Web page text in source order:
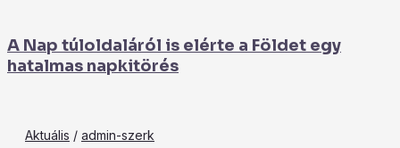
A Nap túloldaláról is elérte a Földet egy
hatalmas napkitörés
Aktuális / admin-szerk